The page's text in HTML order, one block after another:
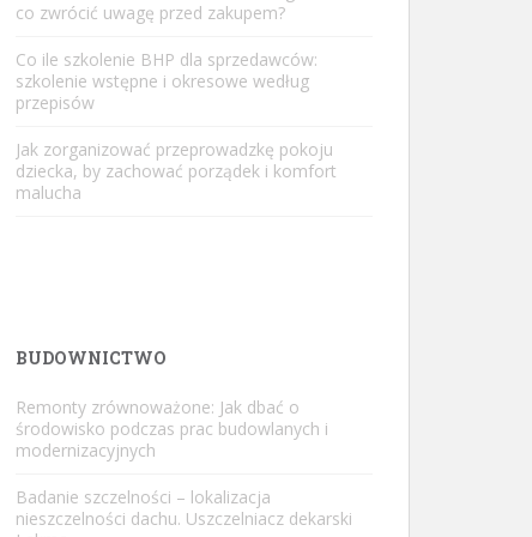
co zwrócić uwagę przed zakupem?
Co ile szkolenie BHP dla sprzedawców:
szkolenie wstępne i okresowe według
przepisów
Jak zorganizować przeprowadzkę pokoju
dziecka, by zachować porządek i komfort
malucha
BUDOWNICTWO
Remonty zrównoważone: Jak dbać o
środowisko podczas prac budowlanych i
modernizacyjnych
Badanie szczelności – lokalizacja
nieszczelności dachu. Uszczelniacz dekarski